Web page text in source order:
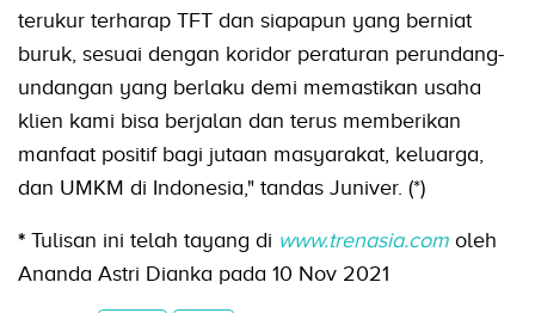
terukur terharap TFT dan siapapun yang berniat
buruk, sesuai dengan koridor peraturan perundang-
undangan yang berlaku demi memastikan usaha
klien kami bisa berjalan dan terus memberikan
manfaat positif bagi jutaan masyarakat, keluarga,
dan UMKM di Indonesia," tandas Juniver. (*)
* Tulisan ini telah tayang di www.trenasia.com oleh
Ananda Astri Dianka pada 10 Nov 2021